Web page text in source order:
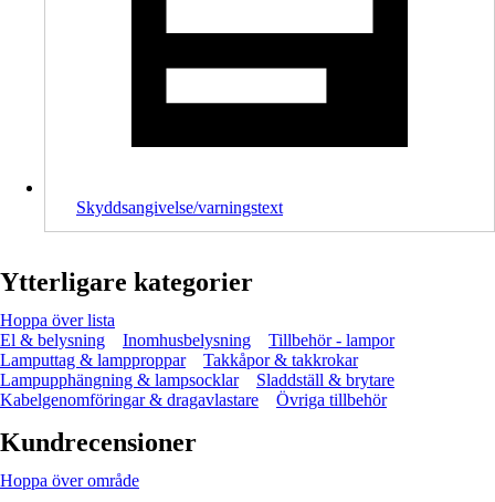
Skyddsangivelse/varningstext
Ytterligare kategorier
Hoppa över lista
El & belysning
Inomhusbelysning
Tillbehör - lampor
Lamputtag & lampproppar
Takkåpor & takkrokar
Lampupphängning & lampsocklar
Sladdställ & brytare
Kabelgenomföringar & dragavlastare
Övriga tillbehör
Kundrecensioner
Hoppa över område